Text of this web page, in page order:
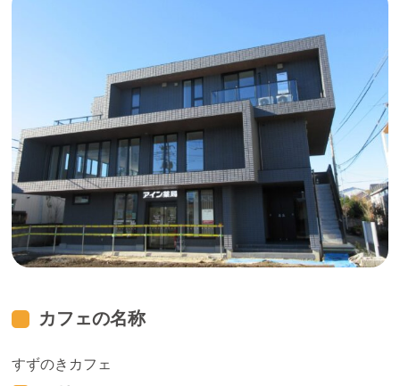
カフェの名称
すずのきカフェ